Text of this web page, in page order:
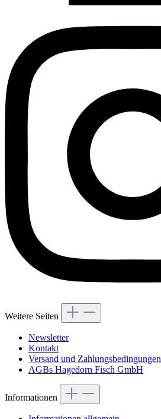
Weitere Seiten
Newsletter
Kontakt
Versand und Zahlungsbedingungen
AGBs Hagedorn Fisch GmbH
Informationen